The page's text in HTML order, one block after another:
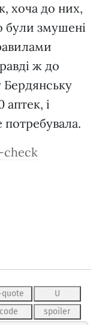
хоча до них,
були змушені
ж до
Бердянську
і